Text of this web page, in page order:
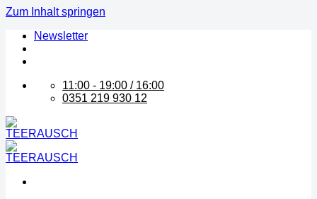
Zum Inhalt springen
Newsletter
11:00 - 19:00 / 16:00
0351 219 930 12